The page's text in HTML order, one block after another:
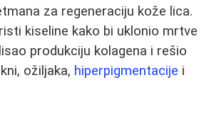
za regeneraciju kože lica.
kiseline kako bi uklonio mrtve
produkciju kolagena i rešio
ožiljaka, hiperpigmentacije i